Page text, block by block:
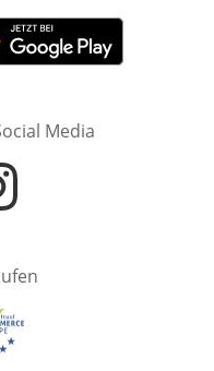
in neuem Fenster
Media
Fenster
in neuem Fenster
Fenster
in neuem Fenster